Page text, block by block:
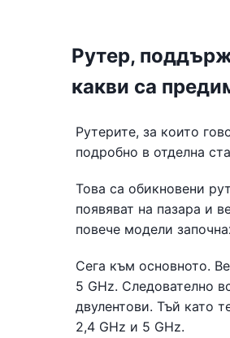
Рутер,
какви са
Рутерите, за които
подробно в отделна
Това са обикновени
появяват на пазара и
повече модели
Сега към основното.
5 GHz. Следователно
двулентови. Тъй като
2,4 GHz и 5 GHz.